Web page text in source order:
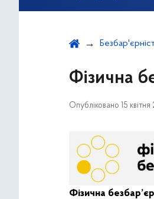
Фізична
Опубліковано 15
Фізична